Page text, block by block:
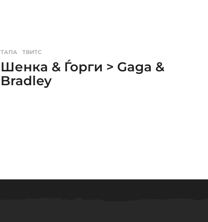
ТАПА ,ТВИТС
Шенка & Ѓорги > Gaga &
Bradley